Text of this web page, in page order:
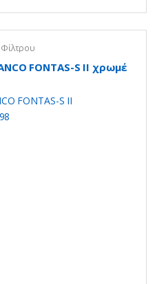
Φίλτρου
FONTAS-S II χρωμέ